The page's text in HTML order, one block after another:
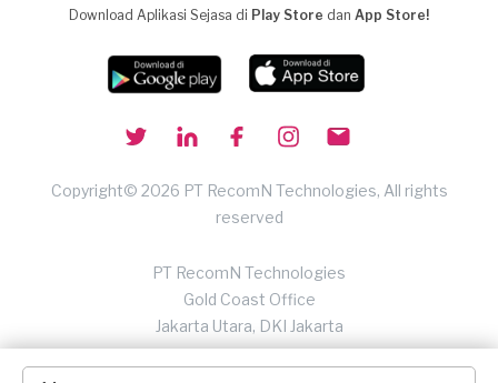
Download Aplikasi Sejasa di Play Store dan App Store!
Copyright© 2026 PT RecomN Technologies, All rights
reserved
PT RecomN Technologies
Gold Coast Office
Jakarta Utara, DKI Jakarta